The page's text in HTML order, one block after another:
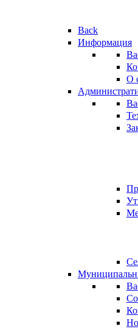
Back
Информация
О